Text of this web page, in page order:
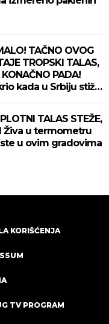
TAČNO OVOG
TROPSKI TALAS,
PADA!
kada u Srbiju stiže
TALAS STEŽE,
Živa u termometru
u ovim gradovima
KORIŠĆENJA
TV PROGRAM